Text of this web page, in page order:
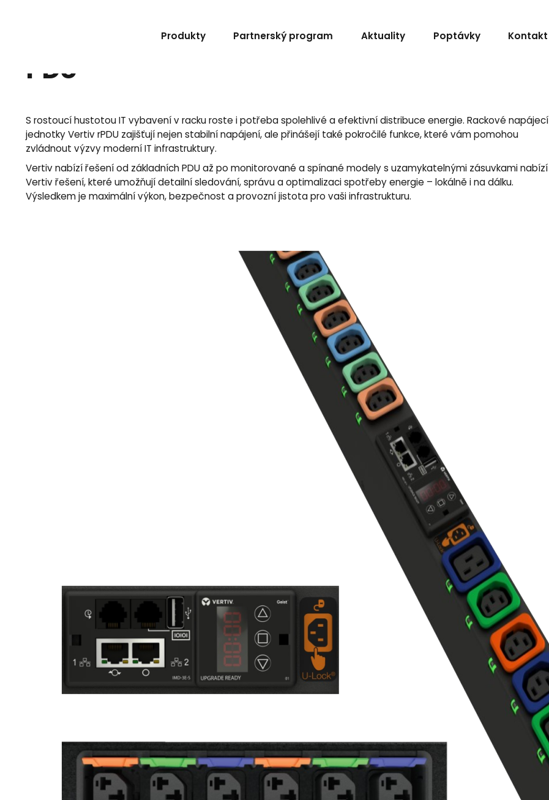
Produkty Partnerský program Aktuality Poptávky Kontakt
PDU
S rostoucí hustotou IT vybavení v racku roste i potřeba spolehlivé a efektivní distribuce energie. Rackové napájecí
jednotky Vertiv rPDU zajišťují nejen stabilní napájení, ale přinášejí také pokročilé funkce, které vám pomohou
zvládnout výzvy moderní IT infrastruktury.
Vertiv nabízí řešení od základních PDU až po monitorované a spínané modely s uzamykatelnými zásuvkami nabízí
Vertiv řešení, které umožňují detailní sledování, správu a optimalizaci spotřeby energie – lokálně i na dálku.
Výsledkem je maximální výkon, bezpečnost a provozní jistota pro vaši infrastrukturu.